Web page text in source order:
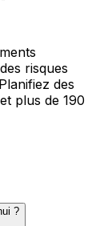
risques
des
plus de 190
?